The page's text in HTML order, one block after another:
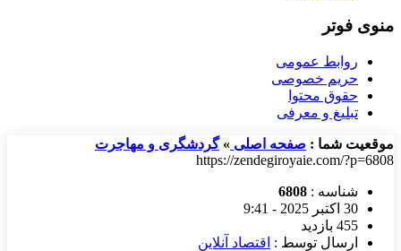
منوی فوتر
روابط عمومی
حریم خصوصی
حقوق محتوا
تبلیغ و معرفی
موقعیت شما : صفحه اصلی »گردشگری و مهاجرت
https://zendegiroyaie.com/?p=6808
شناسه : 6808
30 اکتبر 2025 - 9:41
455 بازدید
ارسال توسط : اقتصاد آنلاین